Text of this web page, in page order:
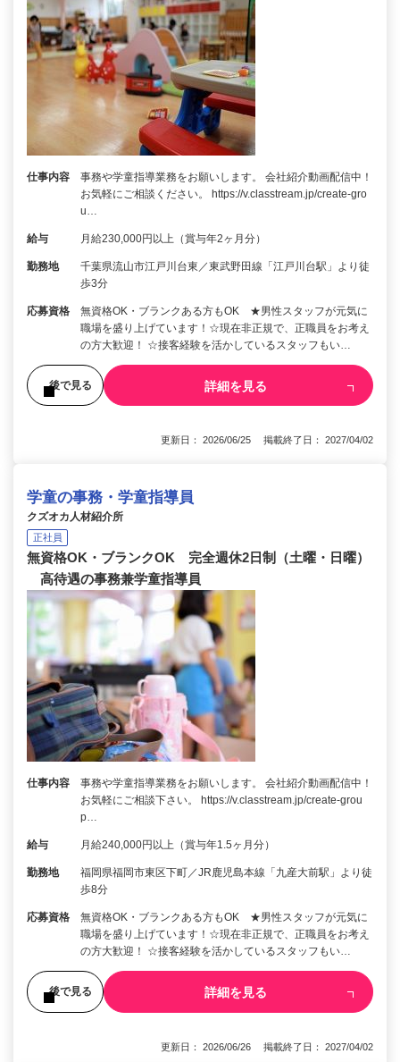
仕事内容
事務や学童指導業務をお願いします。 会社紹介動画配信中！
お気軽にご相談ください。 https://v.classtream.jp/create-gro
u…
給与 月給230,000円以上（賞与年2ヶ月分）
勤務地
千葉県流山市江戸川台東／東武野田線「江戸川台駅」より徒
歩3分
応募資格
無資格OK・ブランクある方もOK ★男性スタッフが元気に
職場を盛り上げています！☆現在非正規で、正職員をお考え
の方大歓迎！ ☆接客経験を活かしているスタッフもい…
後で見る 詳細を見る
更新日： 2026/06/25 掲載終了日： 2027/04/02
学童の事務・学童指導員
クズオカ人材紹介所
正社員
無資格OK・ブランクOK 完全週休2日制（土曜・日曜）
高待遇の事務兼学童指導員
仕事内容
事務や学童指導業務をお願いします。 会社紹介動画配信中！
お気軽にご相談下さい。 https://v.classtream.jp/create-grou
p…
給与 月給240,000円以上（賞与年1.5ヶ月分）
勤務地
福岡県福岡市東区下町／JR鹿児島本線「九産大前駅」より徒
歩8分
応募資格
無資格OK・ブランクある方もOK ★男性スタッフが元気に
職場を盛り上げています！☆現在非正規で、正職員をお考え
の方大歓迎！ ☆接客経験を活かしているスタッフもい…
後で見る 詳細を見る
更新日： 2026/06/26 掲載終了日： 2027/04/02